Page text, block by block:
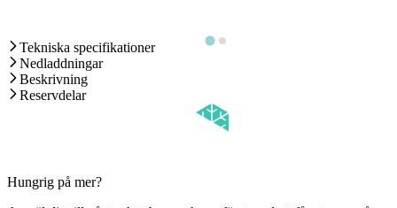
Tekniska specifikationer
Nedladdningar
Beskrivning
Reservdelar
Hungrig på mer?